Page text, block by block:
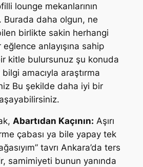
lounge mekanlarının
Burada daha olgun, ne
birlikte sakin herhangi
anlayışına sahip
kitle bulursunuz şu konuda
amacıyla araştırma
Bu şekilde daha iyi bir
Abartıdan Kaçının: Aşırı
çabası ya bile yapay tek
tavrı Ankara’da ters
samimiyeti bunun yanında